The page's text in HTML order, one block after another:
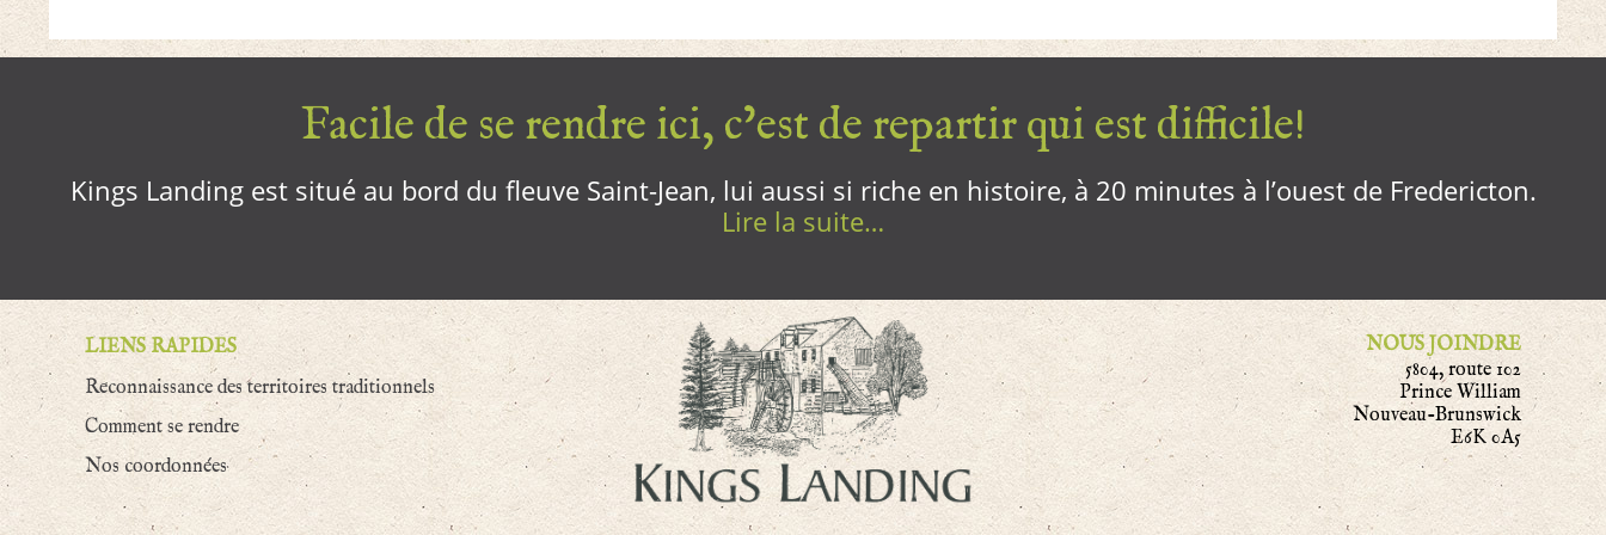
Facile de se rendre ici, c’est de repartir qui est difficile!
Kings Landing est situé au bord du fleuve Saint-Jean, lui aussi si riche en histoire, à 20 minutes à l’ouest de Fredericton.
Lire la suite…
LIENS RAPIDES
Reconnaissance des territoires traditionnels
Comment se rendre
Nos coordonnées
NOUS JOINDRE
5804, route 102
Prince William
Nouveau-Brunswick
E6K 0A5